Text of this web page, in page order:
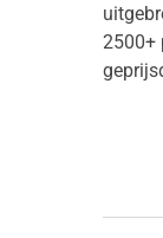
2500+